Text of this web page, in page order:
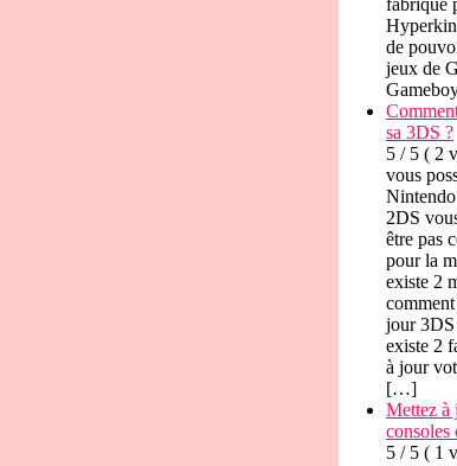
fabriqué
de
jeux de
sa 3DS ?
5 / 5 ( 2
vous
2DS
être pas
pour la
existe 2
jour
existe 2
à jour
[…]
Mettez à
consoles
5 / 5 ( 1